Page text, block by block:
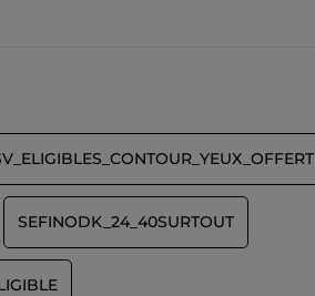
SEFINODK_24_40SURTOUT